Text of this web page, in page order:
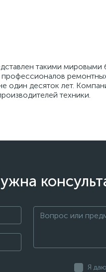
такими мировыми
один десяток лет.
техники.
Я